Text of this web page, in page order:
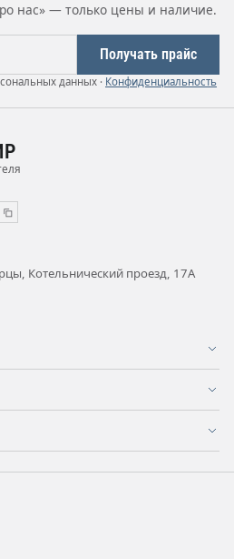
нас» — только цены и наличие.
Получать прайс
данных · Конфиденциальность
Котельнический проезд, 17А